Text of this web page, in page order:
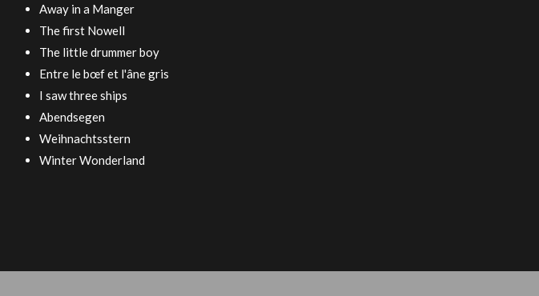
Away in a Manger
The first Nowell
The little drummer boy
Entre le bœf et l'âne gris
I saw three ships
Abendsegen
Weihnachtsstern
Winter Wonderland